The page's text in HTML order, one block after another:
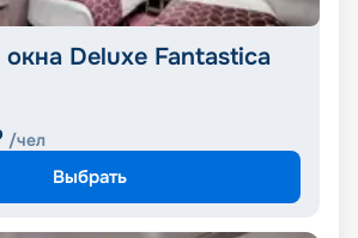
Deluxe Fantastica
/чел
Выбрать